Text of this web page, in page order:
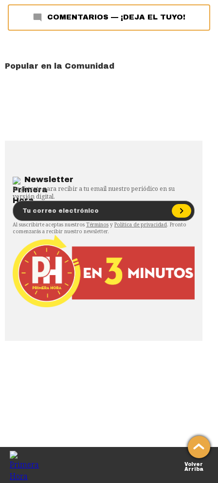
COMENTARIOS — ¡DEJA EL TUYO!
Popular en la Comunidad
Newsletter
Regístrate para recibir a tu email nuestro periódico en su
versión digital.
Al suscribirte aceptas nuestros Términos y Política de privacidad. Pronto
comenzarás a recibir nuestro newsletter.
Volver
Arriba